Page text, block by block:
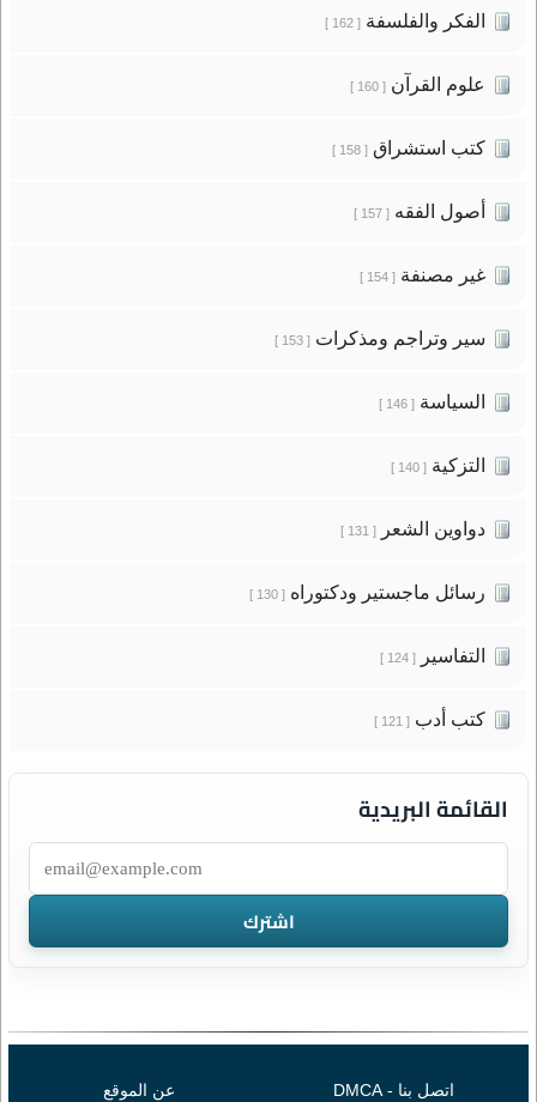
الفكر والفلسفة[ 162 ]
علوم القرآن[ 160 ]
كتب استشراق[ 158 ]
أصول الفقه[ 157 ]
غير مصنفة[ 154 ]
سير وتراجم ومذكرات[ 153 ]
السياسة[ 146 ]
التزكية[ 140 ]
دواوين الشعر[ 131 ]
رسائل ماجستير ودكتوراه[ 130 ]
التفاسير[ 124 ]
كتب أدب[ 121 ]
القائمة البريدية
اتصل بنا - DMCA عن الموقع